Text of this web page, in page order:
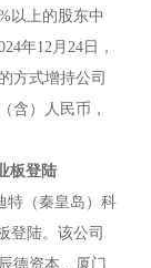
以上的股东中
年12月24日，
方式增持公司
含）人民币，
板登陆
特（秦皇岛）科
登陆。该公司
德资本、厦门